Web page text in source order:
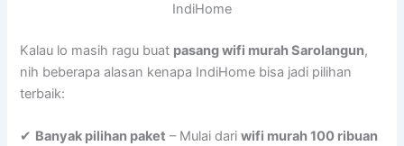
IndiHome
Kalau lo masih ragu buat pasang wifi murah Sarolangun,
nih beberapa alasan kenapa IndiHome bisa jadi pilihan
terbaik:
✔ Banyak pilihan paket – Mulai dariwifi murah 100 ribuan